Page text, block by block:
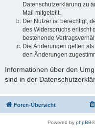
Datenschutzerklärung zu
Mail mitgeteilt.
Der Nutzer ist berechtigt,
des Widerspruchs erlischt
bestehende
Die Änderungen gelten
den Änderungen
Informationen über den
sind in der
Foren-Übersicht
Powered by phpBB